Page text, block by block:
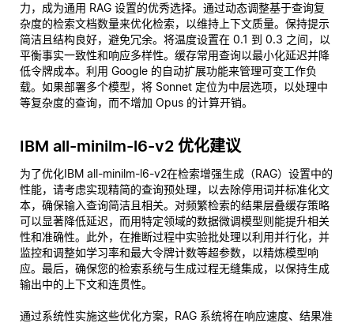
力，成为通用 RAG 设置的优秀选择。通过动态调整基于查询复
杂度的检索文档数量来优化检索，以维持上下文质量。保持提示
简洁且结构良好，避免冗余。将温度设置在 0.1 到 0.3 之间，以
平衡事实一致性和响应多样性。缓存常用查询以最小化延迟并降
低令牌成本。利用 Google 的自动扩展功能来管理可变工作负
载。如果部署多个模型，将 Sonnet 定位为中层选项，以处理中
等复杂度的查询，而不增加 Opus 的计算开销。
IBM all-minilm-l6-v2 优化建议
为了优化IBM all-minilm-l6-v2在检索增强生成（RAG）设置中的
性能，请考虑实现精简的查询预处理，以去除停用词并标准化文
本，确保输入查询简洁且相关。对频繁检索的结果层叠缓存策略
可以显著降低延迟，而用特定领域的数据微调模型则能提升相关
性和准确性。此外，在推断过程中实验批处理以利用并行化，并
监控和调整如学习率和最大令牌计数等超参数，以精炼模型响
应。最后，确保您的检索系统与生成过程无缝集成，以保持生成
输出中的上下文和连贯性。
通过系统性实施这些优化方案，RAG 系统将在响应速度、结果准